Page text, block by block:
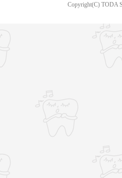
Copyright(C) TODA